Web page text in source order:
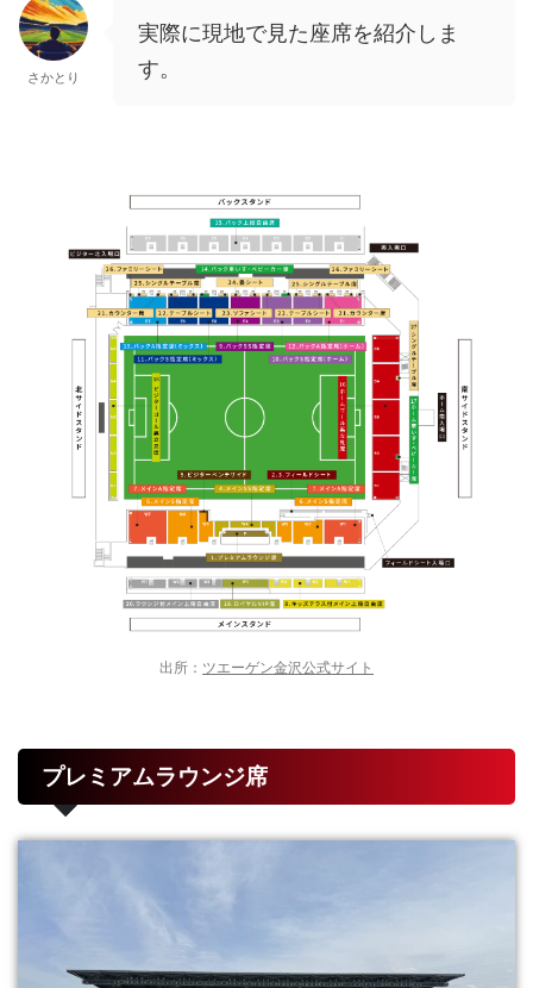
さかとり
実際に現地で見た座席を紹介しま
す。
出所： ツエーゲン金沢公式サイト
プレミアムラウンジ席